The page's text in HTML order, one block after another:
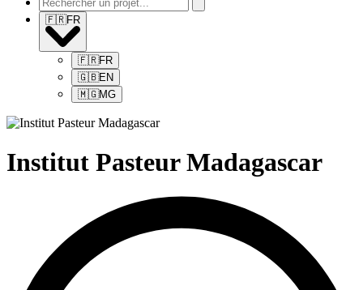
🇫🇷FR
🇫🇷FR
🇬🇧EN
🇲🇬MG
Institut Pasteur Madagascar